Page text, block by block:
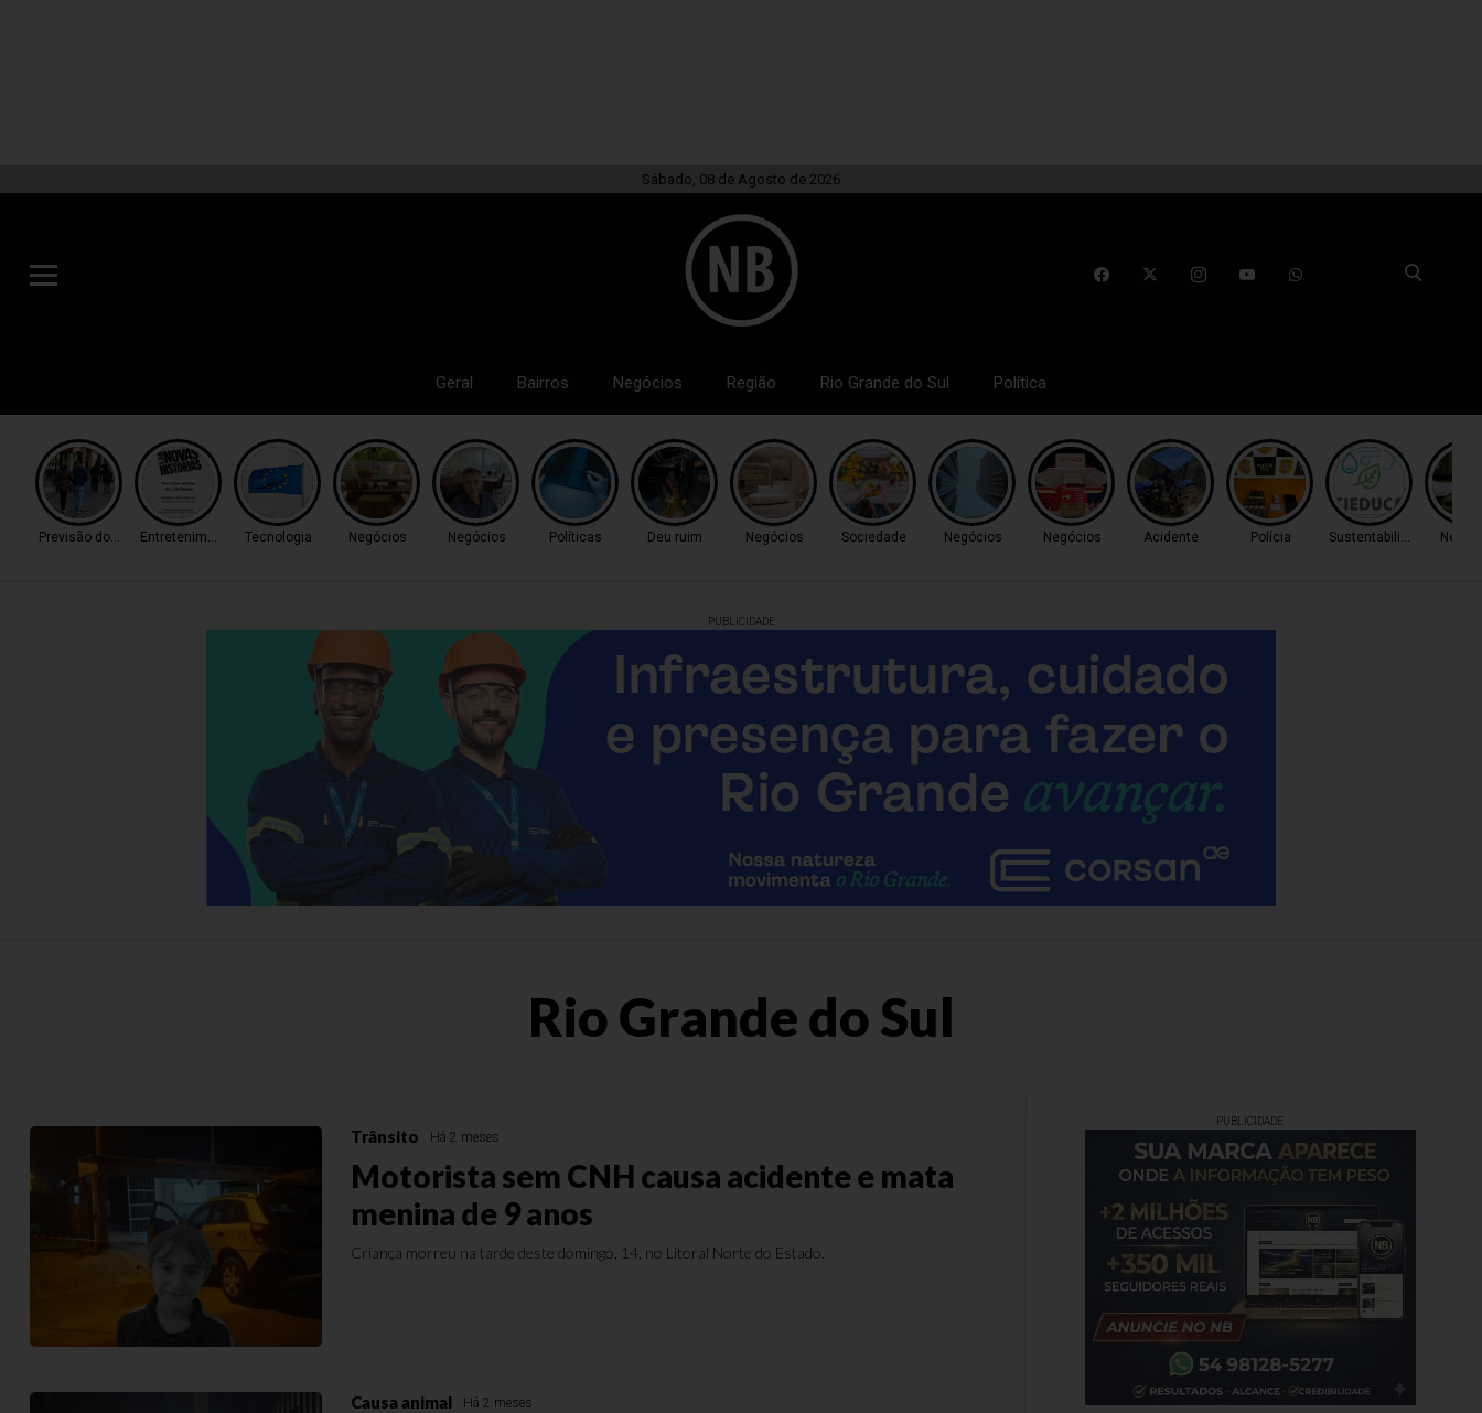
Sábado, 08 de Agosto de 2026
Geral Bairros Negócios Região Rio Grande do Sul Política
Previsão do TempoEntretenimento Tecnologia Negócios Negócios Políticas Deu ruim Negócios Sociedade Negócios Negócios Acidente Polícia Sustentabilidade
PUBLICIDADE
Rio Grande do Sul
Trânsito Há 2 meses
Motorista sem CNH causa acidente e mata
menina de 9 anos
Criança morreu na tarde deste domingo, 14, no Litoral Norte do Estado.
Causa animal Há 2 meses
PUBLICIDADE